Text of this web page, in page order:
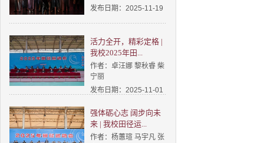
发布日期：2025-11-19
活力全开，精彩定格 |
我校2025年田...
作者：卓汪娜 黎秋睿 柴
宁丽
发布日期：2025-11-01
强体砺心志 阔步向未
来 | 我校田径运...
作者：杨蕙瑄 马宇凡 张